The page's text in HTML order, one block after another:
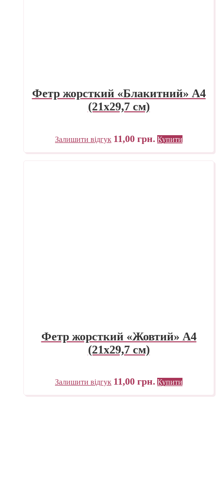
Фетр жорсткий «Блакитний» А4
(21х29,7 см)
Залишити відгук 11,00 грн. Купити
Фетр жорсткий «Жовтий» А4
(21х29,7 см)
Залишити відгук 11,00 грн. Купити